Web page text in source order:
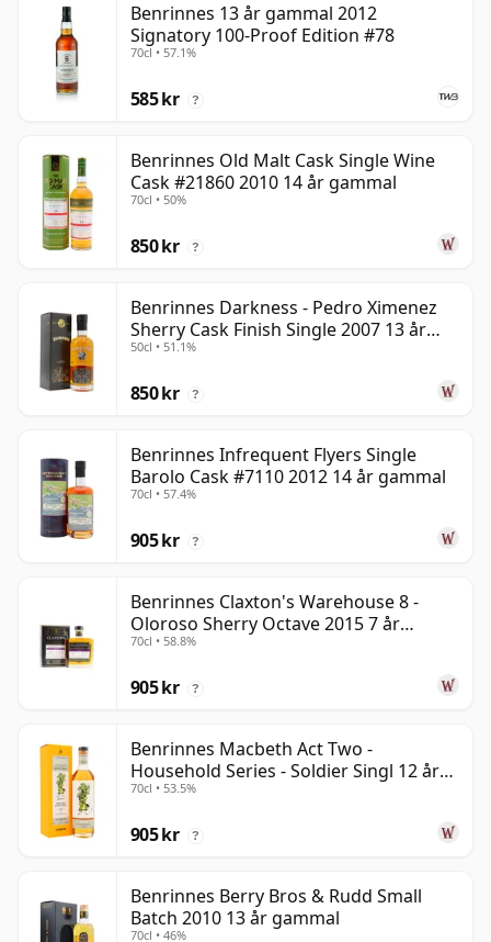
Benrinnes 13 år gammal 2012
Signatory 100-Proof Edition #78
70cl • 57.1%
585 kr ?
Benrinnes Old Malt Cask Single Wine
Cask #21860 2010 14 år gammal
70cl • 50%
850 kr ?
Benrinnes Darkness - Pedro Ximenez
Sherry Cask Finish Single 2007 13 år
gammal
50cl • 51.1%
850 kr ?
Benrinnes Infrequent Flyers Single
Barolo Cask #7110 2012 14 år gammal
70cl • 57.4%
905 kr ?
Benrinnes Claxton's Warehouse 8 -
Oloroso Sherry Octave 2015 7 år
gammal
70cl • 58.8%
905 kr ?
Benrinnes Macbeth Act Two -
Household Series - Soldier Singl 12 år
gammal
70cl • 53.5%
905 kr ?
Benrinnes Berry Bros & Rudd Small
Batch 2010 13 år gammal
70cl • 46%